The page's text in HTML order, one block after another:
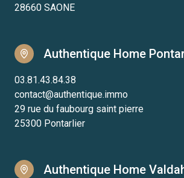
28660 SAONE
Authentique Home
03.81.43.84.38
contact@authentique.immo
29 rue du faubourg saint pierre
25300 Pontarlier
Authentique Home